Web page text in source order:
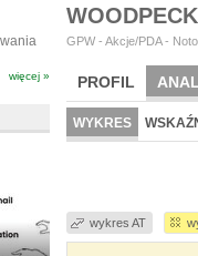
GPW - Akcje/PDA -
PROFIL
BR LAB
WYKRES
wykres AT
więcej »